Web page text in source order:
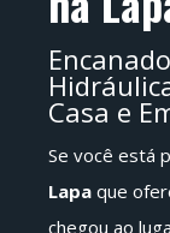
Casa e
Se você está
Lapa que
chegou ao